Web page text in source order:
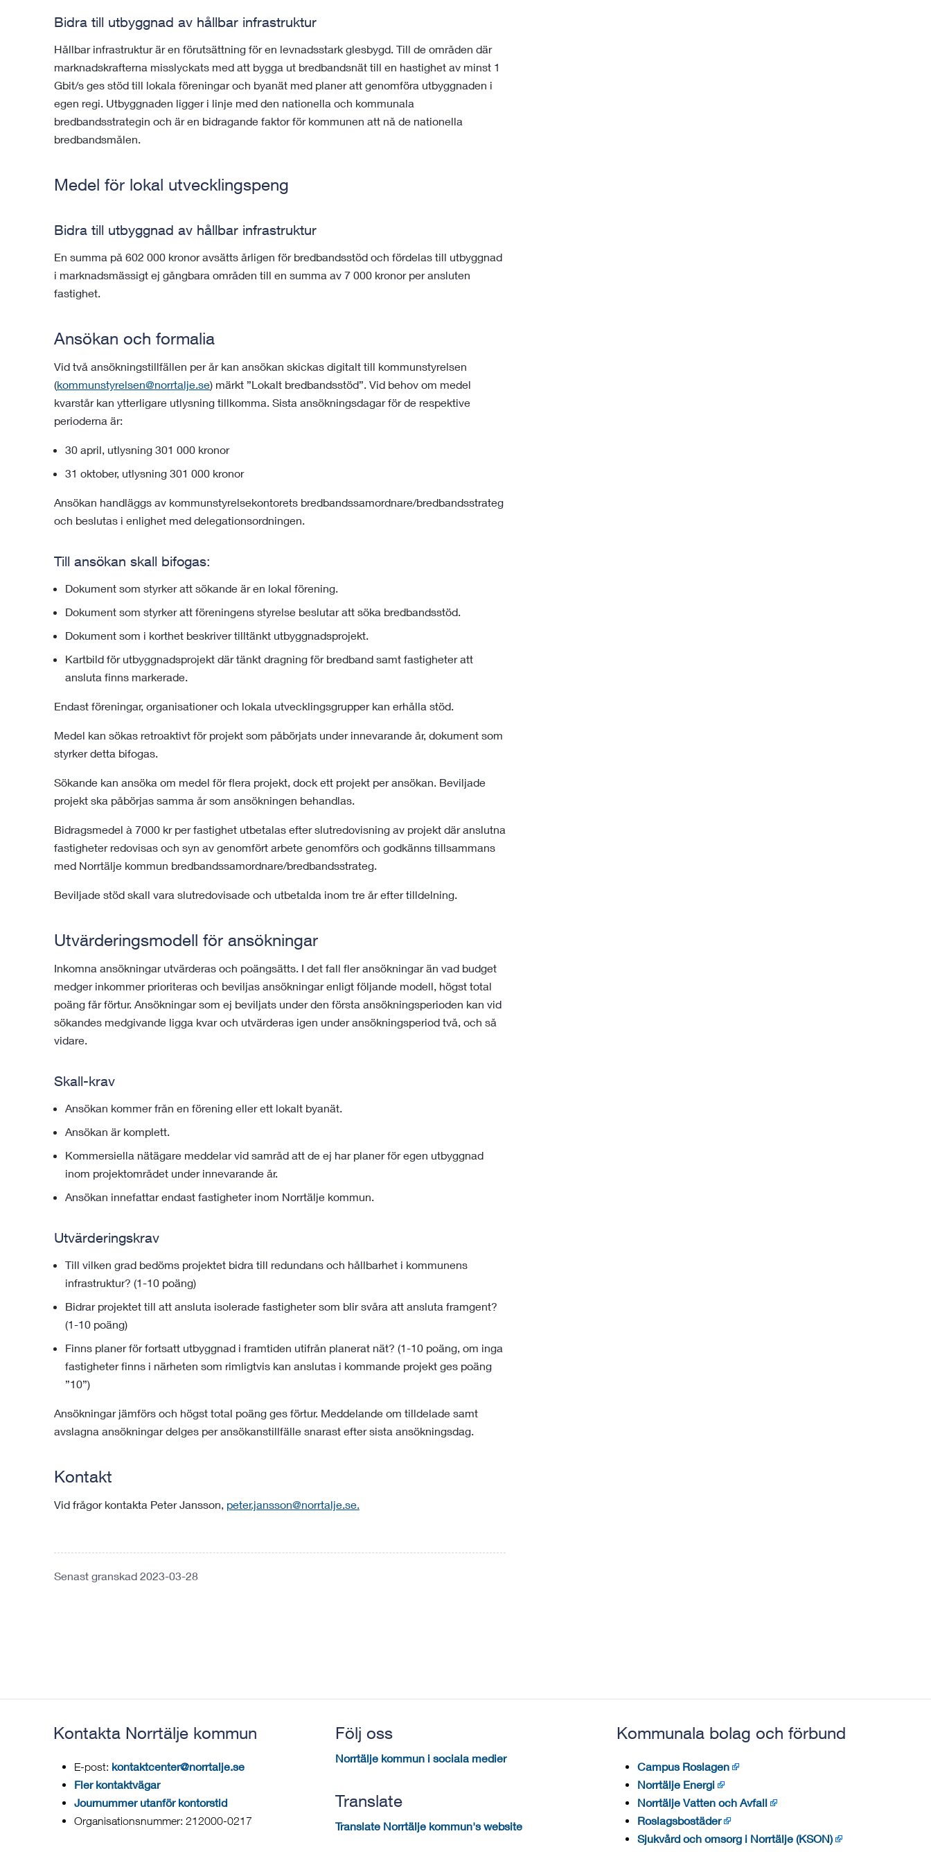
Bidra till utbyggnad av hållbar infrastruktur
Hållbar infrastruktur är en förutsättning för en levnadsstark glesbygd. Till de områden där
marknadskrafterna misslyckats med att bygga ut bredbandsnät till en hastighet av minst 1
Gbit/s ges stöd till lokala föreningar och byanät med planer att genomföra utbyggnaden i
egen regi. Utbyggnaden ligger i linje med den nationella och kommunala
bredbandsstrategin och är en bidragande faktor för kommunen att nå de nationella
bredbandsmålen.
Medel för lokal utvecklingspeng
Bidra till utbyggnad av hållbar infrastruktur
En summa på 602 000 kronor avsätts årligen för bredbandsstöd och fördelas till utbyggnad
i marknadsmässigt ej gångbara områden till en summa av 7 000 kronor per ansluten
fastighet.
Ansökan och formalia
Vid två ansökningstillfällen per år kan ansökan skickas digitalt till kommunstyrelsen
(kommunstyrelsen@norrtalje.se) märkt ”Lokalt bredbandsstöd”. Vid behov om medel
kvarstår kan ytterligare utlysning tillkomma. Sista ansökningsdagar för de respektive
perioderna är:
30 april, utlysning 301 000 kronor
31 oktober, utlysning 301 000 kronor
Ansökan handläggs av kommunstyrelsekontorets bredbandssamordnare/bredbandsstrateg
och beslutas i enlighet med delegationsordningen.
Till ansökan skall bifogas:
Dokument som styrker att sökande är en lokal förening.
Dokument som styrker att föreningens styrelse beslutar att söka bredbandsstöd.
Dokument som i korthet beskriver tilltänkt utbyggnadsprojekt.
Kartbild för utbyggnadsprojekt där tänkt dragning för bredband samt fastigheter att
ansluta finns markerade.
Endast föreningar, organisationer och lokala utvecklingsgrupper kan erhålla stöd.
Medel kan sökas retroaktivt för projekt som påbörjats under innevarande år, dokument som
styrker detta bifogas.
Sökande kan ansöka om medel för flera projekt, dock ett projekt per ansökan. Beviljade
projekt ska påbörjas samma år som ansökningen behandlas.
Bidragsmedel à 7000 kr per fastighet utbetalas efter slutredovisning av projekt där anslutna
fastigheter redovisas och syn av genomfört arbete genomförs och godkänns tillsammans
med Norrtälje kommun bredbandssamordnare/bredbandsstrateg.
Beviljade stöd skall vara slutredovisade och utbetalda inom tre år efter tilldelning.
Utvärderingsmodell för ansökningar
Inkomna ansökningar utvärderas och poängsätts. I det fall fler ansökningar än vad budget
medger inkommer prioriteras och beviljas ansökningar enligt följande modell, högst total
poäng får förtur. Ansökningar som ej beviljats under den första ansökningsperioden kan vid
sökandes medgivande ligga kvar och utvärderas igen under ansökningsperiod två, och så
vidare.
Skall-krav
Ansökan kommer från en förening eller ett lokalt byanät.
Ansökan är komplett.
Kommersiella nätägare meddelar vid samråd att de ej har planer för egen utbyggnad
inom projektområdet under innevarande år.
Ansökan innefattar endast fastigheter inom Norrtälje kommun.
Utvärderingskrav
Till vilken grad bedöms projektet bidra till redundans och hållbarhet i kommunens
infrastruktur? (1-10 poäng)
Bidrar projektet till att ansluta isolerade fastigheter som blir svåra att ansluta framgent?
(1-10 poäng)
Finns planer för fortsatt utbyggnad i framtiden utifrån planerat nät? (1-10 poäng, om inga
fastigheter finns i närheten som rimligtvis kan anslutas i kommande projekt ges poäng
”10”)
Ansökningar jämförs och högst total poäng ges förtur. Meddelande om tilldelade samt
avslagna ansökningar delges per ansökanstillfälle snarast efter sista ansökningsdag.
Kontakt
Vid frågor kontakta Peter Jansson, peter.jansson@norrtalje.se.
Senast granskad 2023-03-28
Kontakta Norrtälje kommun
E-post: kontaktcenter@norrtalje.se
Fler kontaktvägar
Journummer utanför kontorstid
Organisationsnummer: 212000-0217
Följ oss
Norrtälje kommun i sociala medier
Translate
Translate Norrtälje kommun's website
Kommunala bolag och förbund
Campus Roslagen
Norrtälje Energi
Norrtälje Vatten och Avfall
Roslagsbostäder
Sjukvård och omsorg i Norrtälje (KSON)